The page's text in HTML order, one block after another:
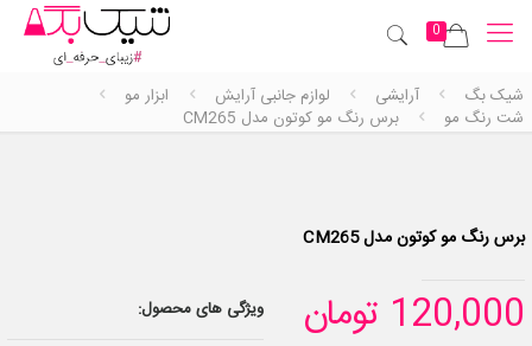
0
شیک بگ آرایشی لوازم جانبی آرایش
ابزار مو
شت رنگ مو
برس رنگ مو کوتون مدل CM265
برس رنگ مو کوتون مدل CM265
120,000 تومان ویژگی های محصول: